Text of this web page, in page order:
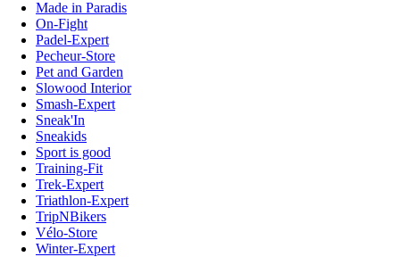
Made in Paradis
On-Fight
Padel-Expert
Pecheur-Store
Pet and Garden
Slowood Interior
Smash-Expert
Sneak'In
Sneakids
Sport is good
Training-Fit
Trek-Expert
Triathlon-Expert
TripNBikers
Vélo-Store
Winter-Expert